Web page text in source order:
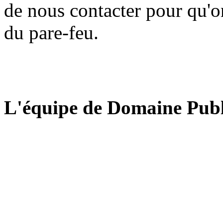
de nous contacter pour
du pare-feu.
L'équipe de Domaine